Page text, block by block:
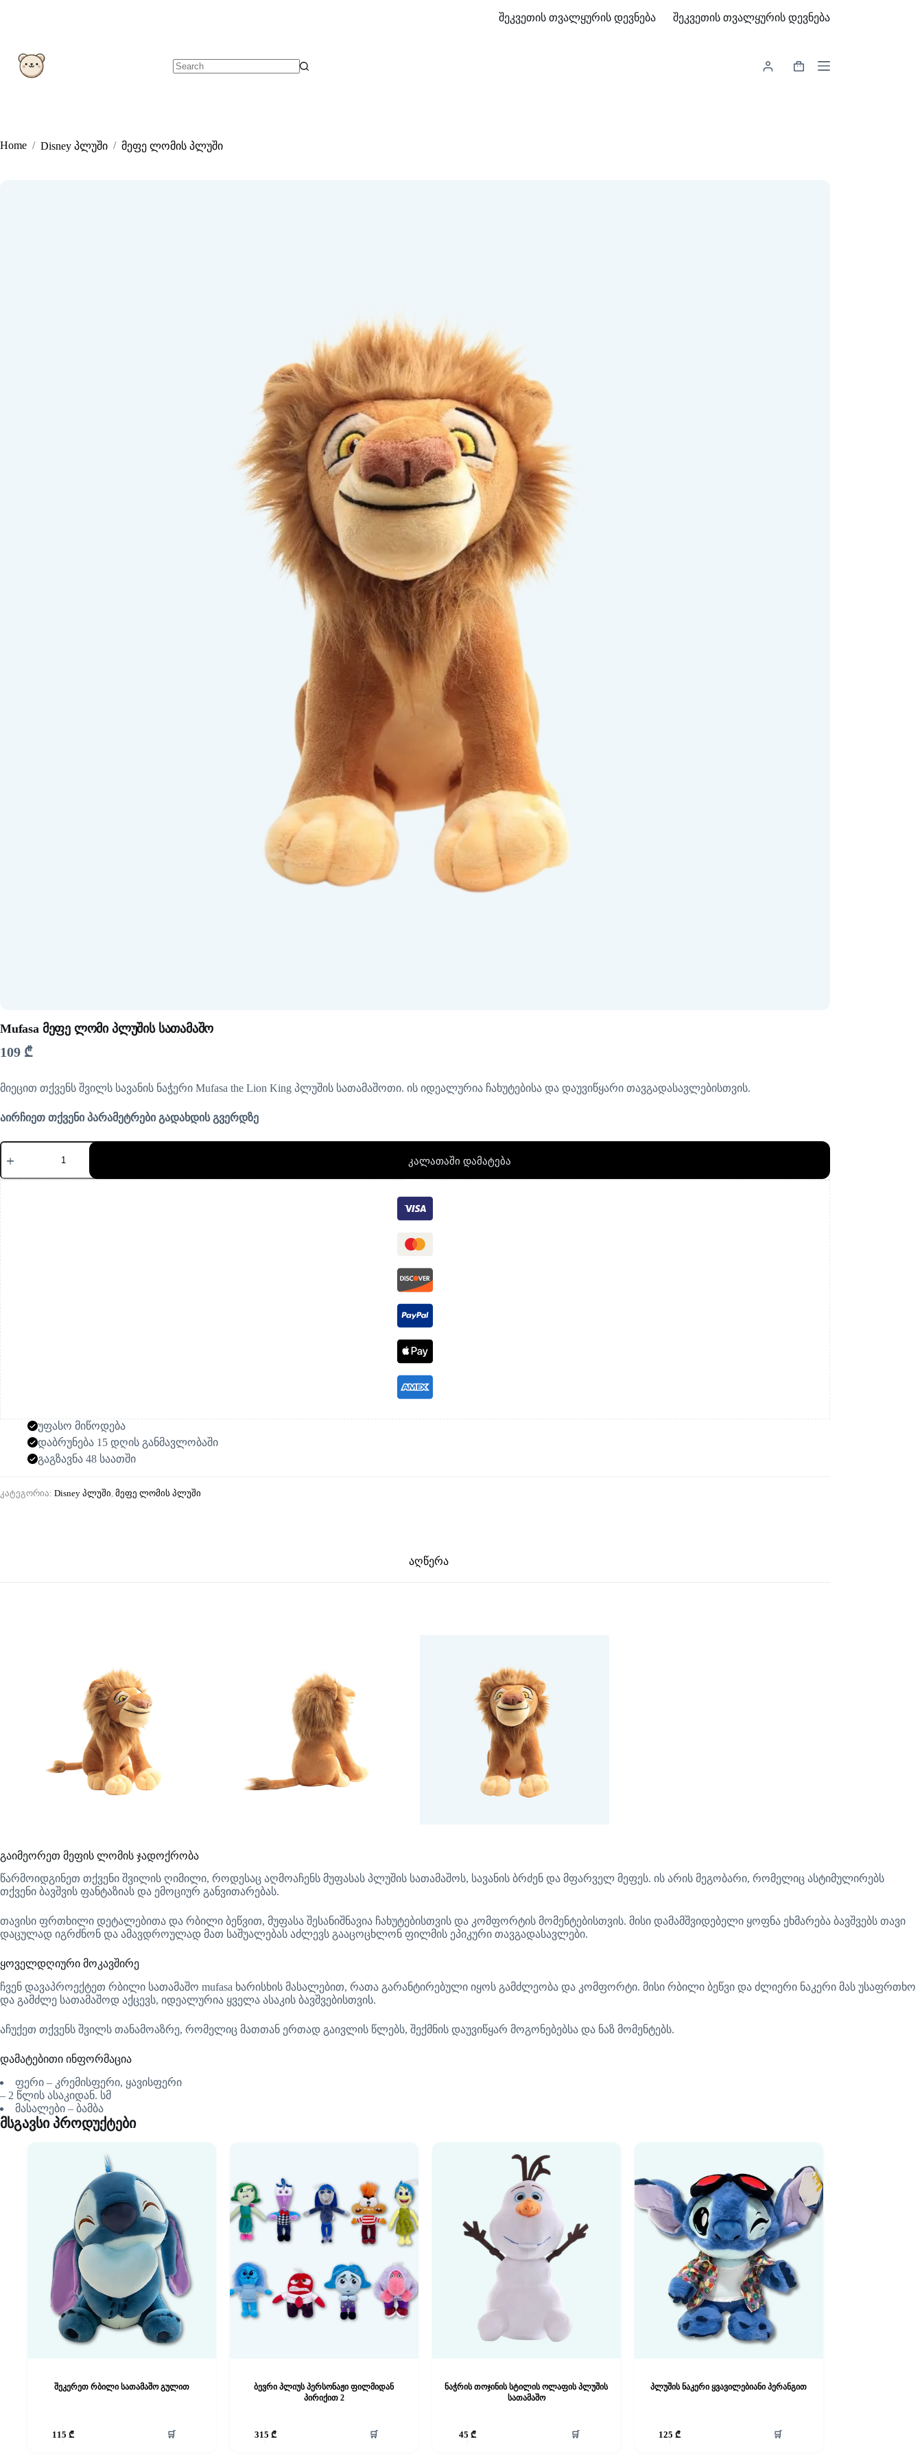
შეკვეთის თვალყურის დევნება შეკვეთის თვალყურის დევნება
Shopping
Home / Disney პლუში / მეფე ლომის პლუში
Mufasa მეფე ლომი პლუშის სათამაშო
109 ₾
მიეცით თქვენს შვილს სავანის ნაჭერი Mufasa the Lion King პლუშის სათამაშოთი. ის იდეალურია ჩახუტებისა და დაუვიწყარი თავგადასავლებისთვის.
აირჩიეთ თქვენი პარამეტრები გადახდის გვერდზე
რაოდენობა:
Mufasa
ლომი
პლუშის
სათამაშო
კალათაში დამატება
უფასო მიწოდება
დაბრუნება 15 დღის განმავლობაში
გაგზავნა 48 საათში
კატეგორია: Disney პლუში, მეფე ლომის პლუში
აღწერა
გაიმეორეთ მეფის ლომის ჯადოქრობა
წარმოიდგინეთ თქვენი შვილის ღიმილი, როდესაც აღმოაჩენს მუფასას პლუშის სათამაშოს, სავანის ბრძენ და მფარველ მეფეს. ის არის მეგობარი, რომელიც ასტიმულირებს
თქვენი ბავშვის ფანტაზიას და ემოციურ განვითარებას.
თავისი ფრთხილი დეტალებითა და რბილი ბეწვით, მუფასა შესანიშნავია ჩახუტებისთვის და კომფორტის მომენტებისთვის. მისი დამამშვიდებელი ყოფნა ეხმარება ბავშვებს თავი
დაცულად იგრძნონ და ამავდროულად მათ საშუალებას აძლევს გააცოცხლონ ფილმის ეპიკური თავგადასავლები.
ყოველდღიური მოკავშირე
ჩვენ დავაპროექტეთ რბილი სათამაშო mufasa ხარისხის მასალებით, რათა გარანტირებული იყოს გამძლეობა და კომფორტი. მისი რბილი ბეწვი და ძლიერი ნაკერი მას უსაფრთხო
და გამძლე სათამაშოდ აქცევს, იდეალურია ყველა ასაკის ბავშვებისთვის.
აჩუქეთ თქვენს შვილს თანამოაზრე, რომელიც მათთან ერთად გაივლის წლებს, შექმნის დაუვიწყარ მოგონებებსა და ნაზ მომენტებს.
დამატებითი ინფორმაცია
ფერი – კრემისფერი, ყავისფერი
– 2 წლის ასაკიდან. სმ
მასალები – ბამბა
მსგავსი პროდუქტები
შეკერეთ რბილი სათამაშო გულით
115 ₾ 🛒
ბევრი პლიუს პერსონაჟი ფილმიდან
პირიქით 2
315 ₾ 🛒
ნაჭრის თოჯინის სტილის ოლაფის პლუშის
სათამაშო
45 ₾ 🛒
პლუშის ნაკერი ყვავილებიანი პერანგით
125₾ 🛒